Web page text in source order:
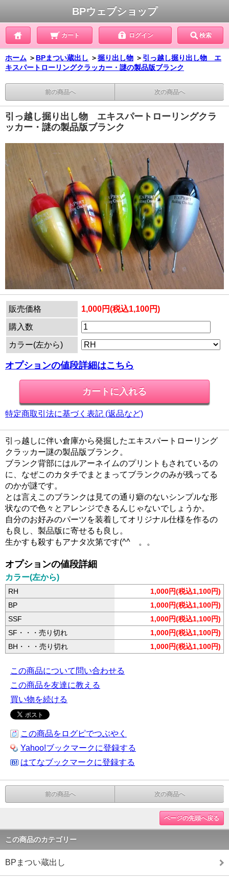
BPウェブショップ
カート ログイン 検索
ホーム ＞ BPまつい蔵出し ＞掘り出し物 ＞ 引っ越し掘り出し物 エ
キスパートローリングクラッカー・謎の製品版ブランク
前の商品へ 次の商品へ
引っ越し掘り出し物 エキスパートローリングクラ
ッカー・謎の製品版ブランク
販売価格 1,000円(税込1,100円)
購入数
カラー(左から)
オプションの値段詳細はこちら
特定商取引法に基づく表記 (返品など)
引っ越しに伴い倉庫から発掘したエキスパートローリング
クラッカー謎の製品版ブランク。
ブランク背部にはルアーネイムのプリントもされているの
に、なぜこのカタチでまとまってブランクのみが残ってる
のかが謎です。
とは言えこのブランクは見ての通り癖のないシンプルな形
状なので色々とアレンジできるんじゃないでしょうか。
自分のお好みのパーツを装着してオリジナル仕様を作るの
も良し、製品版に寄せるも良し。
生かすも殺すもアナタ次第です(^^ゞ。。
オプションの値段詳細
カラー(左から)
RH
1,000円(税込1,100円)
BP
1,000円(税込1,100円)
SSF
1,000円(税込1,100円)
SF・・・売り切れ
1,000円(税込1,100円)
BH・・・売り切れ
1,000円(税込1,100円)
この商品について問い合わせる
この商品を友達に教える
買い物を続ける
この商品をログピでつぶやく
Yahoo!ブックマークに登録する
はてなブックマークに登録する
前の商品へ 次の商品へ
ページの先頭へ戻る
この商品のカテゴリー
BPまつい蔵出し